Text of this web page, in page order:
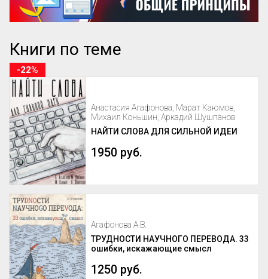
Книги по теме
Анастасия Агафонова, Марат Каюмов,
Михаил Коньшин, Аркадий Шушпанов
НАЙТИ СЛОВА ДЛЯ СИЛЬНОЙ ИДЕИ
1950 руб.
-22%
Агафонова А.В.
ТРУДНОСТИ НАУЧНОГО ПЕРЕВОДА. 33
ошибки, искажающие смысл
1250 руб.